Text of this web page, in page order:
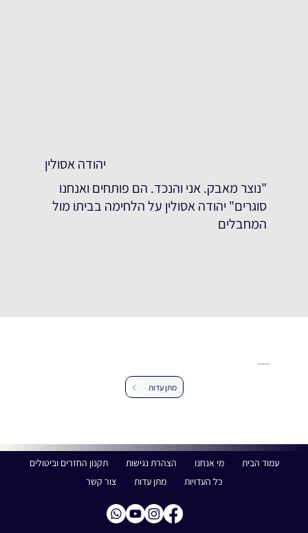
יהודה אסולין
"נוצר מאבק. אני והנכד. הם פותחים ואנחנו
סוגרים" יהודה אסולין על הלחימה בביתו מול
המחבלים
מתן עדות
עמוד הבית מי אנחנו הצהרת נגישות
תקנון החזרים וביטולים
כל העדויות
מתן עדות צור קשר